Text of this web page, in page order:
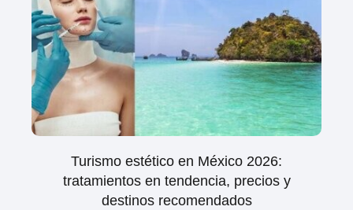
Turismo estético en México 2026:
tratamientos en tendencia, precios y
destinos recomendados